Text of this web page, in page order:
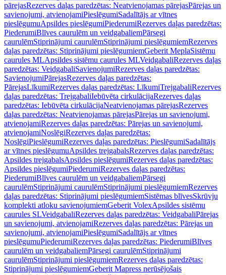
pārejasRezerves daļas paredzētas: Neatvienojamas pārejasPārejas un
savienojumi, atvienojamiPieslēgumiSadalītājs ar vītnes
pieslēgumuApsildes pieslēgumiPiederumiRezerves daļas paredzētas:
PiederumiBlīves caurulēm un veidgabaliemPārsegi
caurulēmStiprinājumi caurulēmStiprinājumi pieslēgumiemRezerves
daļas paredzētas: Stiprinājumi pieslēgumiemGeberit MeplaSistēmu
caurules MLApsildes sistēmu caurules MLVeidgabaliRezerves daļas
paredzētas: VeidgabaliSavienojumiRezerves daļas paredzētas:
SavienojumiPārejasRezerves daļas paredzētas:
PārejasLīkumiRezerves daļas paredzētas: LīkumiTrejgabaliRezerves
daļas paredzētas: TrejgabaliIebūvēta cirkulācijaRezerves daļas
paredzētas: Iebūvēta cirkulācijaNeatvienojamas pārejasRezerves
daļas paredzētas: Neatvienojamas pārejasPārejas un savienojumi,
atvienojamiRezerves daļas paredzētas: Pārejas un savienojumi,
atvienojamiNoslēgiRezerves daļas paredzētas:
NoslēgiPieslēgumiRezerves daļas paredzētas: PieslēgumiSadalītājs
ar vītnes pieslēgumuApsildes trejgabalsRezerves daļas paredzētas:
Apsildes trejgabalsApsildes pieslēgumiRezerves daļas paredzētas:
Apsildes pieslēgumiPiederumiRezerves daļas paredzētas:
PiederumiBlīves caurulēm un veidgabaliemPārsegi
caurulēmStiprinājumi caurulēmStiprinājumi pieslēgumiemRezerves
daļas paredzētas: Stiprinājumi pieslēgumiemSistēmas blīvesSkrūvju
komplekti atloku savienojumiemGeberit VolexApsildes sistēmu
caurules SLVeidgabaliRezerves daļas paredzētas: VeidgabaliPārejas
un savienojumi, atvienojamiRezerves daļas paredzētas: Pārejas un
savienojumi, atvienojamiPieslēgumiSadalītājs ar vītnes
pieslēgumuPiederumiRezerves daļas paredzētas: PiederumiBlīves
caurulēm un veidgabaliemPārsegi caurulēmStiprinājumi
caurulēmStiprinājumi pieslēgumiemRezerves daļas paredzētas:
Stiprinājumi pieslēgumiemGeberit Mapress nerūsējošais